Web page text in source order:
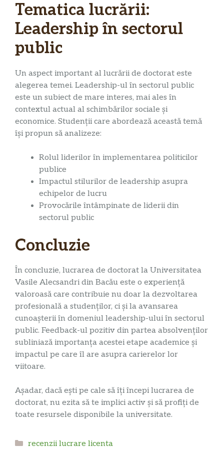
Tematica lucrării:
Leadership în sectorul
public
Un aspect important al lucrării de doctorat este
alegerea temei. Leadership-ul în sectorul public
este un subiect de mare interes, mai ales în
contextul actual al schimbărilor sociale și
economice. Studenții care abordează această temă
își propun să analizeze:
Rolul liderilor în implementarea politicilor
publice
Impactul stilurilor de leadership asupra
echipelor de lucru
Provocările întâmpinate de liderii din
sectorul public
Concluzie
În concluzie, lucrarea de doctorat la Universitatea
Vasile Alecsandri din Bacău este o experiență
valoroasă care contribuie nu doar la dezvoltarea
profesională a studenților, ci și la avansarea
cunoașterii în domeniul leadership-ului în sectorul
public. Feedback-ul pozitiv din partea absolvenților
subliniază importanța acestei etape academice și
impactul pe care îl are asupra carierelor lor
viitoare.
Așadar, dacă ești pe cale să îți începi lucrarea de
doctorat, nu ezita să te implici activ și să profiți de
toate resursele disponibile la universitate.
Categorii
recenzii lucrare licenta